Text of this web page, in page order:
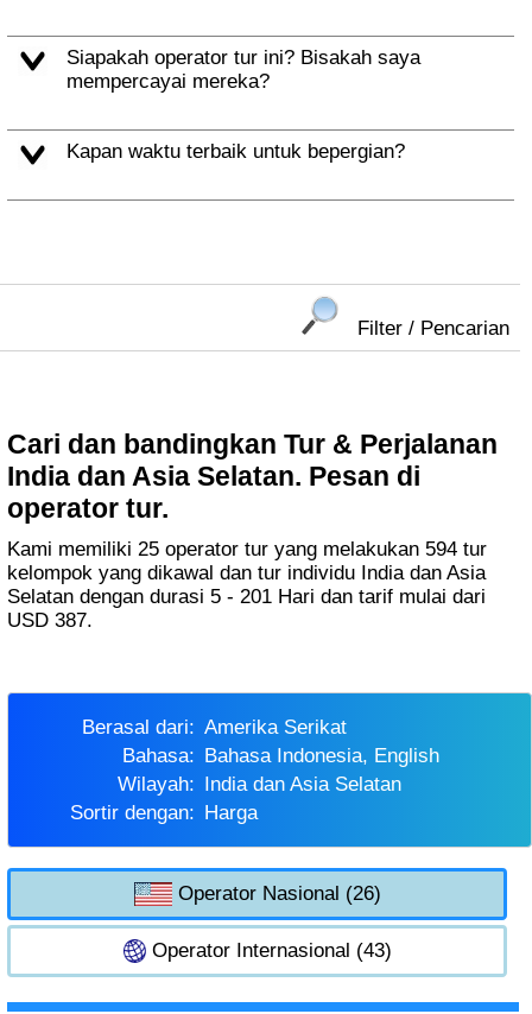
Siapakah operator tur ini? Bisakah saya
mempercayai mereka?
Kapan waktu terbaik untuk bepergian?
Filter / Pencarian
Cari dan bandingkan Tur & Perjalanan
India dan Asia Selatan. Pesan di
operator tur.
Kami memiliki 25 operator tur yang melakukan 594 tur
kelompok yang dikawal dan tur individu India dan Asia
Selatan dengan durasi 5 - 201 Hari dan tarif mulai dari
USD 387.
Berasal dari:
Amerika Serikat
Bahasa:
Bahasa Indonesia, English
Wilayah:
India dan Asia Selatan
Sortir dengan:
Harga
Operator Nasional (26)
Operator Internasional (43)